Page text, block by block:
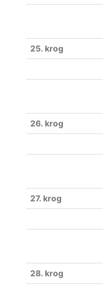
25. krog
26. krog
27. krog
28. krog